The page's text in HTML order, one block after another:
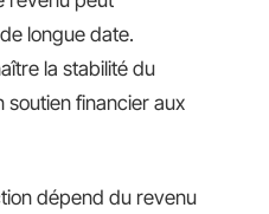
longue date.
la stabilité du
soutien financier aux
dépend du revenu